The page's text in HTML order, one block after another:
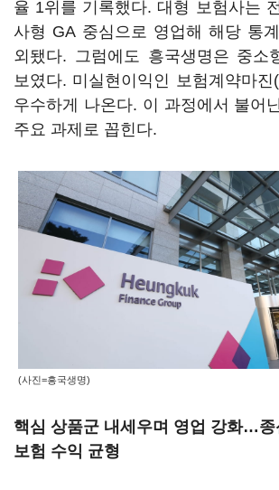
율 1위를 기록했다. 대형 보험사는
사형 GA 중심으로 영업해 해당 통
외됐다. 그럼에도 흥국생명은 중소
보였다. 미실현이익인 보험계약마진
우수하게 나온다. 이 과정에서 불어
주요 과제로 꼽힌다.
(사진=흥국생명)
핵심 상품군 내세우며 영업 강화…종
보험 수익 균형